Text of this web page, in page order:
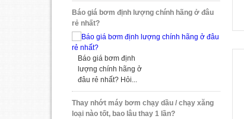
Báo giá bơm định lượng chính hãng ở đâu
rẻ nhất?
Báo giá bơm định
lượng chính hãng ở
đâu rẻ nhất? Hỏi...
Thay nhớt máy bơm chạy dầu / chạy xăng
loại nào tốt, bao lâu thay 1 lần?